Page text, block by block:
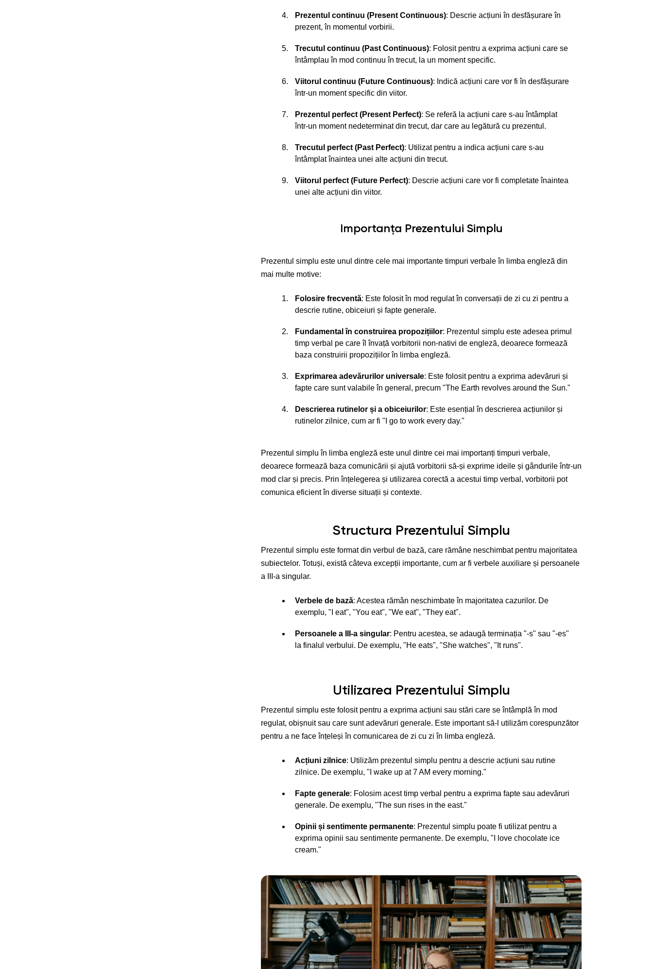
Prezentul continuu (Present Continuous): Descrie acțiuni în desfășurare în
prezent, în momentul vorbirii.
Trecutul continuu (Past Continuous): Folosit pentru a exprima acțiuni care se
întâmplau în mod continuu în trecut, la un moment specific.
Viitorul continuu (Future Continuous): Indică acțiuni care vor fi în desfășurare
într-un moment specific din viitor.
Prezentul perfect (Present Perfect): Se referă la acțiuni care s-au întâmplat
într-un moment nedeterminat din trecut, dar care au legătură cu prezentul.
Trecutul perfect (Past Perfect): Utilizat pentru a indica acțiuni care s-au
întâmplat înaintea unei alte acțiuni din trecut.
Viitorul perfect (Future Perfect): Descrie acțiuni care vor fi completate înaintea
unei alte acțiuni din viitor.
Importanța Prezentului Simplu
Prezentul simplu este unul dintre cele mai importante timpuri verbale în limba engleză din
mai multe motive:
Folosire frecventă: Este folosit în mod regulat în conversații de zi cu zi pentru a
descrie rutine, obiceiuri și fapte generale.
Fundamental în construirea propozițiilor: Prezentul simplu este adesea primul
timp verbal pe care îl învață vorbitorii non-nativi de engleză, deoarece formează
baza construirii propozițiilor în limba engleză.
Exprimarea adevărurilor universale: Este folosit pentru a exprima adevăruri și
fapte care sunt valabile în general, precum "The Earth revolves around the Sun."
Descrierea rutinelor și a obiceiurilor: Este esențial în descrierea acțiunilor și
rutinelor zilnice, cum ar fi "I go to work every day."
Prezentul simplu în limba engleză este unul dintre cei mai importanți timpuri verbale,
deoarece formează baza comunicării și ajută vorbitorii să-și exprime ideile și gândurile într-un
mod clar și precis. Prin înțelegerea și utilizarea corectă a acestui timp verbal, vorbitorii pot
comunica eficient în diverse situații și contexte.
Structura Prezentului Simplu
Prezentul simplu este format din verbul de bază, care rămâne neschimbat pentru majoritatea
subiectelor. Totuși, există câteva excepții importante, cum ar fi verbele auxiliare și persoanele
a III-a singular.
Verbele de bază: Acestea rămân neschimbate în majoritatea cazurilor. De
exemplu, "I eat", "You eat", "We eat", "They eat".
Persoanele a III-a singular: Pentru acestea, se adaugă terminația "-s" sau "-es"
la finalul verbului. De exemplu, "He eats", "She watches", "It runs".
Utilizarea Prezentului Simplu
Prezentul simplu este folosit pentru a exprima acțiuni sau stări care se întâmplă în mod
regulat, obișnuit sau care sunt adevăruri generale. Este important să-l utilizăm corespunzător
pentru a ne face înțeleși în comunicarea de zi cu zi în limba engleză.
Acțiuni zilnice: Utilizăm prezentul simplu pentru a descrie acțiuni sau rutine
zilnice. De exemplu, "I wake up at 7 AM every morning."
Fapte generale: Folosim acest timp verbal pentru a exprima fapte sau adevăruri
generale. De exemplu, "The sun rises in the east."
Opinii și sentimente permanente: Prezentul simplu poate fi utilizat pentru a
exprima opinii sau sentimente permanente. De exemplu, "I love chocolate ice
cream."